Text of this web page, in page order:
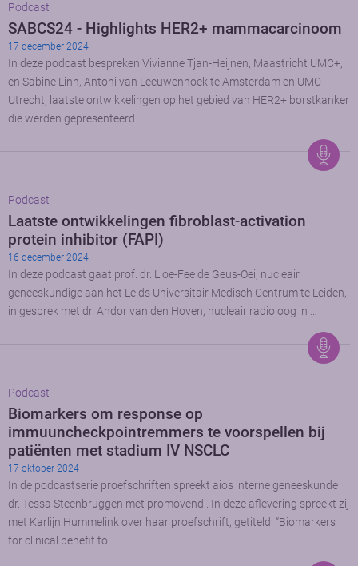
Podcast
SABCS24 - Highlights HER2+ mammacarcinoom
17 december 2024
In deze podcast bespreken Vivianne Tjan-Heijnen, Maastricht UMC+,
en Sabine Linn, Antoni van Leeuwenhoek te Amsterdam en UMC
Utrecht, laatste ontwikkelingen op het gebied van HER2+ borstkanker
die werden gepresenteerd …
Podcast
Laatste ontwikkelingen fibroblast-activation
protein inhibitor (FAPI)
16 december 2024
In deze podcast gaat prof. dr. Lioe-Fee de Geus-Oei, nucleair
geneeskundige aan het Leids Universitair Medisch Centrum te Leiden,
in gesprek met dr. Andor van den Hoven, nucleair radioloog in …
Podcast
Biomarkers om response op
immuuncheckpointremmers te voorspellen bij
patiënten met stadium IV NSCLC
17 oktober 2024
In de podcastserie proefschriften spreekt aios interne geneeskunde
dr. Tessa Steenbruggen met promovendi. In deze aflevering spreekt zij
met Karlijn Hummelink over haar proefschrift, getiteld: “Biomarkers
for clinical benefit to …